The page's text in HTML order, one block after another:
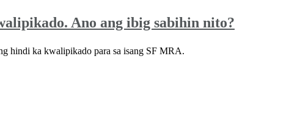
Ano ang ibig sabihin nito?
hindi ka kwalipikado para sa isang SF MRA.